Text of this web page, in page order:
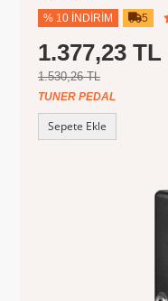
% 10 İNDIRIM 5
1.377,23 TL
1.530,26 TL
TUNER PEDAL
Sepete Ekle